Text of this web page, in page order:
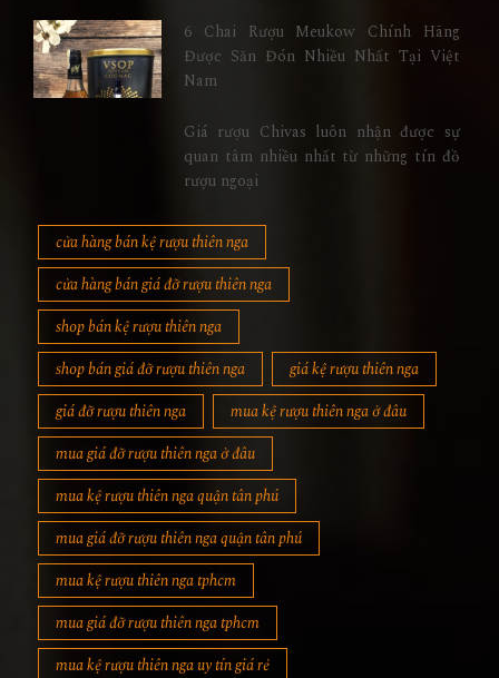
6 Chai Rượu Meukow Chính Hãng
Được Săn Đón Nhiều Nhất Tại Việt
Nam
Giá rượu Chivas luôn nhận được sự
quan tâm nhiều nhất từ những tín đồ
rượu ngoại
cửa hàng bán kệ rượu thiên nga
cửa hàng bán giá đỡ rượu thiên nga
shop bán kệ rượu thiên nga
shop bán giá đỡ rượu thiên nga
giá kệ rượu thiên nga
giá đỡ rượu thiên nga
mua kệ rượu thiên nga ở đâu
mua giá đỡ rượu thiên nga ở đâu
mua kệ rượu thiên nga quận tân phú
mua giá đỡ rượu thiên nga quận tân phú
mua kệ rượu thiên nga tphcm
mua giá đỡ rượu thiên nga tphcm
mua kệ rượu thiên nga uy tín giá rẻ